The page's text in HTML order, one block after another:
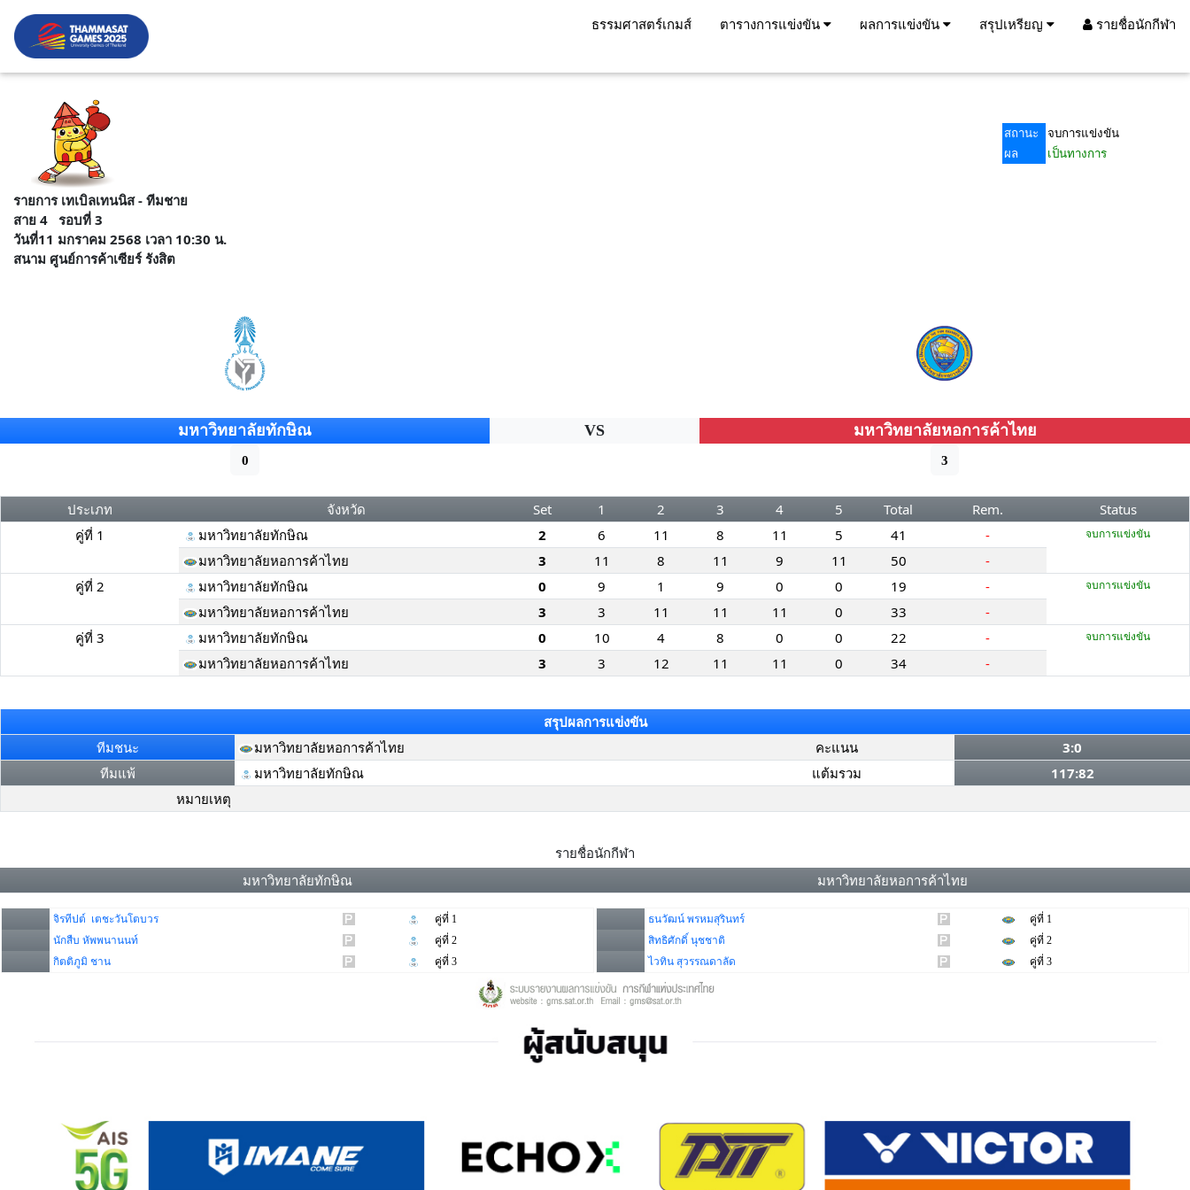
ธรรมศาสตร์เกมส์ ตารางการแข่งขัน ผลการแข่งขัน สรุปเหรียญ รายชื่อนักกีฬา
สถานะ
จบการแข่งขัน
ผล
เป็นทางการ
รายการ เทเบิลเทนนิส - ทีมชาย
สาย 4 รอบที่ 3
วันที่11 มกราคม 2568 เวลา 10:30 น.
สนาม ศูนย์การค้าเซียร์ รังสิต
มหาวิทยาลัยทักษิณ VS มหาวิทยาลัยหอการค้าไทย
0 3
ประเภท จังหวัด Set 1 2 3 4 5 Total Rem.
Status
คู่ที่ 1
มหาวิทยาลัยทักษิณ 2 6 11 8 11 5 41 - จบการแข่งขัน
มหาวิทยาลัยหอการค้าไทย 3 11 8 11 9 11 50
-
คู่ที่ 2
มหาวิทยาลัยทักษิณ 0 9 1 9 0 0 19 - จบการแข่งขัน
มหาวิทยาลัยหอการค้าไทย 3 3 11 11 11 0 33
-
คู่ที่ 3
มหาวิทยาลัยทักษิณ 0 10 4 8 0 0 22 - จบการแข่งขัน
มหาวิทยาลัยหอการค้าไทย 3 3 12 11 11 0 34 -
สรุปผลการแข่งขัน
ทีมชนะ
มหาวิทยาลัยหอการค้าไทย คะแนน
3:0
ทีมแพ้
มหาวิทยาลัยทักษิณ แต้มรวม
117:82
หมายเหตุ
รายชื่อนักกีฬา
มหาวิทยาลัยทักษิณ
มหาวิทยาลัยหอการค้าไทย
จิรทีปต์ เตชะวันโตบวร
คู่ที่ 1
นักสืบ หัพพนานนท์
คู่ที่ 2
กิตติภูมิ ชาน
คู่ที่ 3
ธนวัฒน์ พรหมสุรินทร์
คู่ที่ 1
สิทธิศักดิ์ นุชชาติ
คู่ที่ 2
ไวทิน สุวรรณดาลัด
คู่ที่ 3